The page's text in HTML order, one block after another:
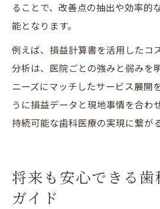
ることで、改善点の抽出や効率的
能となります。
例えば、損益計算書を活用したコ
分析は、医院ごとの強みと弱みを
ニーズにマッチしたサービス展開
うに損益データと現地事情を合わ
持続可能な歯科医療の実現に繋が
将来も安心できる歯
ガイド